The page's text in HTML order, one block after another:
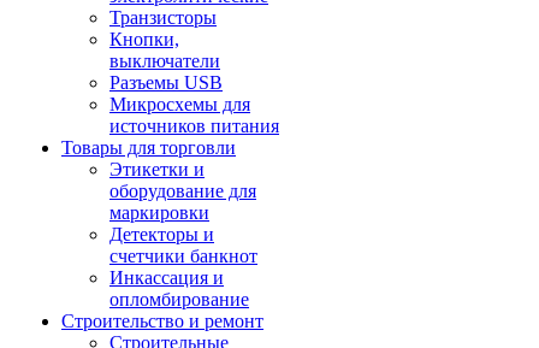
Транзисторы
Кнопки,
выключатели
Разъемы USB
Микросхемы для
источников питания
Товары для торговли
Этикетки и
оборудование для
маркировки
Детекторы и
счетчики банкнот
Инкассация и
опломбирование
Строительство и ремонт
Строительные